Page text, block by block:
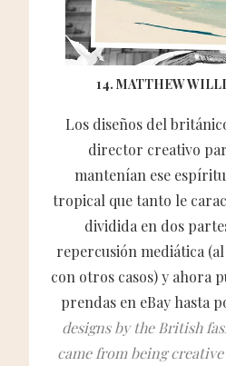
14. MATTHEW
Los diseños del
director creativo
mantenían ese
tropical que tanto le
dividida en dos
repercusión mediática
con otros casos) y ahora
prendas en eBay hasta
designs by the British
came from being